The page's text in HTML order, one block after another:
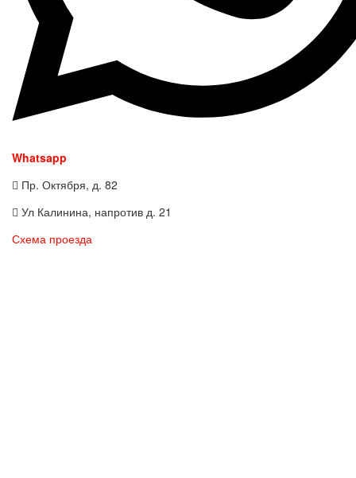
Whatsapp
Пр. Октября, д. 82
Ул Калинина, напротив д. 21
Схема проезда